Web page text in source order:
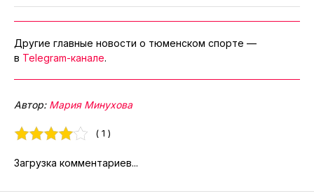
Другие главные новости о тюменском спорте —
в Telegram-канале.
Автор: Мария Минухова
( 1 )
Загрузка комментариев...